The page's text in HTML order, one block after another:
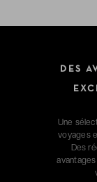
DES
Une
voyages
Des